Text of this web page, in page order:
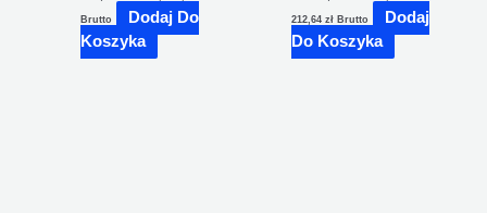
Brutto
Dodaj Do
Koszyka
212,64zł Brutto
Dodaj
Do Koszyka